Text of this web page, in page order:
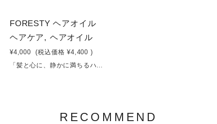
FORESTY ヘアオイル
ヘアケア, ヘアオイル
¥4,000 (税込価格 ¥4,400 )
「髪と心に、静かに満ちるハーブの光。」— ダメージを補修しながら、香りで整う新習慣ヘアオイル —セイヨウオトギリソウ花水やローズマリー葉水をベースに、植物の恵みを贅沢に配合したナチュラルヘアオイル。軽やかなトリ（カプリル酸／カプリン酸）グリセリルと、シア脂・ツバキ種子油が髪に自然なツヤとまとまりを与えます。さらに、トウキンセンカやカワラヨモギ、スギナなどの植物エキスが、乾燥やダメージを受けた髪をやさしくケア。柑橘とウッディが重なり合う精油ブレンド（グレープフルーツ・ユズ・ベルガモット・サンダルウッド）が、深呼吸したくなるようなリラックス感を演出します。ベタつかず、すっとなじむ使用感で、日中のスタイリングにも、夜のケアにも。「補修・保湿・香り」のすべてを叶える、毎日使いたくなる一本です。容量：100ml
RECOMMEND